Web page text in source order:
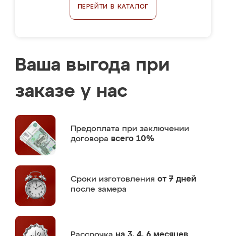
ПЕРЕЙТИ В КАТАЛОГ
Ваша выгода при
заказе у нас
Предоплата при заключении
договора всего 10%
Сроки изготовления от 7 дней
после замера